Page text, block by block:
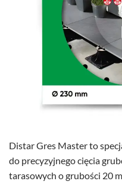
Distar Gres Master to
do precyzyjnego cięcia
tarasowych o grubości 20